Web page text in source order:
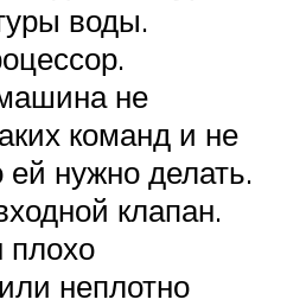
воды.
не
команд и не
ей нужно делать.
клапан.
плохо
неплотно